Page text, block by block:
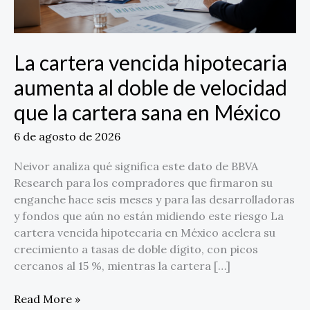
La cartera vencida hipotecaria
aumenta al doble de velocidad
que la cartera sana en México
6 de agosto de 2026
Neivor analiza qué significa este dato de BBVA
Research para los compradores que firmaron su
enganche hace seis meses y para las desarrolladoras
y fondos que aún no están midiendo este riesgo La
cartera vencida hipotecaria en México acelera su
crecimiento a tasas de doble dígito, con picos
cercanos al 15 %, mientras la cartera […]
velocidad
que
cartera
en
México
Read More »